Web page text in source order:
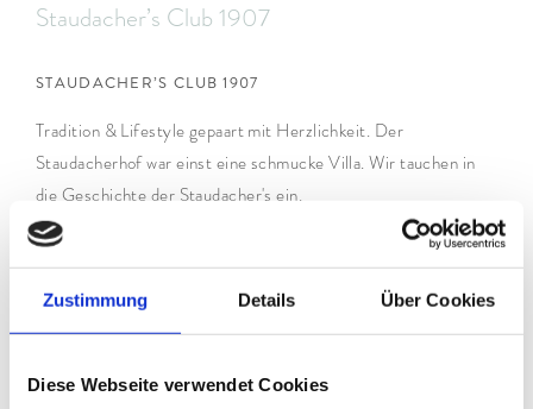
Zustimmung Details Über Cookies
Diese Webseite verwendet Cookies
Staudacher’s Club 1907
STAUDACHER’S CLUB 1907
Tradition & Lifestyle gepaart mit Herzlichkeit. Der
Staudacherhof war einst eine schmucke Villa. Wir tauchen in
die Geschichte der Staudacher's ein.